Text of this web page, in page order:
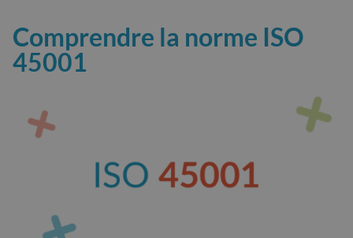
Comprendre la norme ISO
45001